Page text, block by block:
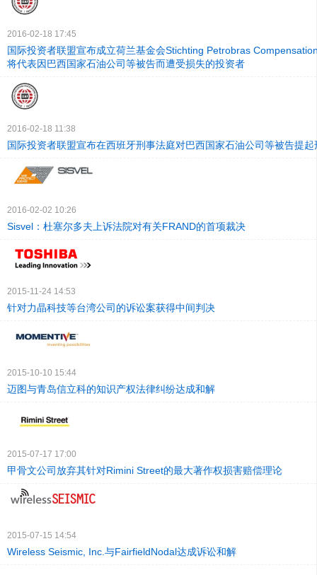
2016-02-18 17:45
国际投资者联盟宣布成立荷兰基金会Stichting Petrobras
将代表因巴西国家石油公司等被告而遭受损失的投资者
2016-02-18 11:38
国际投资者联盟宣布在西班牙刑事法庭对巴西国家石油公司等被告提起
2016-02-02 10:26
Sisvel：杜塞尔多夫上诉法院对有关FRAND的首项裁决
2015-11-24 14:53
针对力晶科技等台湾公司的诉讼案获得中间判决
2015-10-10 15:44
迈图与青岛信立科的知识产权法律纠纷达成和解
2015-07-17 17:00
甲骨文公司放弃其针对Rimini Street的最大著作权损害赔偿理论
2015-07-15 14:54
Wireless Seismic, Inc.与FairfieldNodal达成诉讼和解